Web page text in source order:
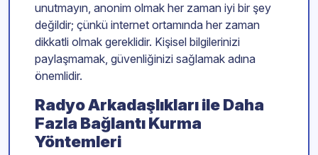
unutmayın, anonim olmak her zaman iyi bir şey
değildir; çünkü internet ortamında her zaman
dikkatli olmak gereklidir. Kişisel bilgilerinizi
paylaşmamak, güvenliğinizi sağlamak adına
önemlidir.
Radyo Arkadaşlıkları ile Daha
Fazla Bağlantı Kurma
Yöntemleri